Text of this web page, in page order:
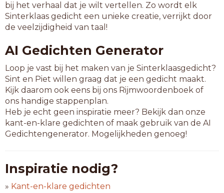
bij het verhaal dat je wilt vertellen. Zo wordt elk
Sinterklaas gedicht een unieke creatie, verrijkt door
de veelzijdigheid van taal!
AI Gedichten Generator
Loop je vast bij het maken van je Sinterklaasgedicht?
Sint en Piet willen graag dat je een gedicht maakt.
Kijk daarom ook eens bij ons Rijmwoordenboek of
ons handige stappenplan.
Heb je echt geen inspiratie meer? Bekijk dan onze
kant-en-klare gedichten of maak gebruik van de AI
Gedichtengenerator. Mogelijkheden genoeg!
Inspiratie nodig?
» Kant-en-klare gedichten